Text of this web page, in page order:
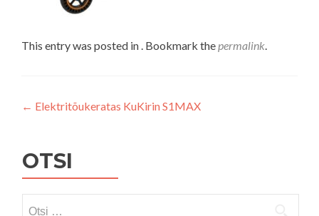
This entry was posted in . Bookmark thepermalink.
Navigeerimine
← Elektritõukeratas KuKirin S1MAX
OTSI